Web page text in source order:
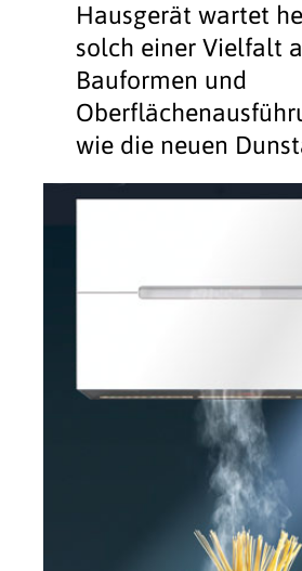
Hausgerät wartet
solch einer Vielfalt
Bauformen und
wie die neuen